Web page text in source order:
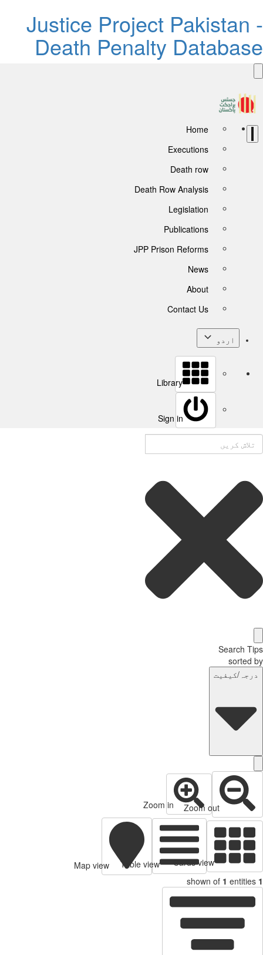
Justice Project
Death Penalty
Home
Executions
Death row
Death Row Analysis
Legislation
Publications
JPP Prison Reforms
News
About
Contact Us
اردو
Library
Sign in
Search
sorted
کیفیت
Zoom out
Zoom in
Cards view
Table view
Map view
shown of 1